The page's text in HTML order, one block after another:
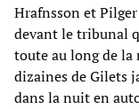
Hrafnsson et
devant le tribunal
toute au long de la
dizaines de Gilets
dans la nuit en